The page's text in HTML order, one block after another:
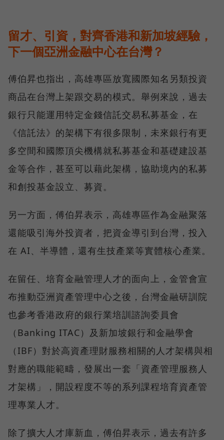
留才、引資，對齊香港和新加坡經驗，
下一個亞洲金融中心在台灣？
傅伯昇也指出，高雄專區放寬國際知名另類投資
商品在台灣上架跟交易的模式。舉例來說，過去
銀行只能運用特定金錢信託交易私募基金，在
《信託法》的架構下有很多限制，未來銀行有更
多空間和國際頂尖機構就私募基金和基礎建設基
金等合作，甚至可以藉此架構，協助境內的私募
和創投基金設立、募資。
另一方面，傅伯昇表示，高雄專區作為金融聚落
還能吸引海外投資者，把資金導引到台灣，投入
在 AI、半導體，還有生技產業等實體核心產業。
在留任、培育金融管理人才的面向上，金管會宣
布推動亞洲資產管理中心之後，台灣金融研訓院
也參考香港政府的銀行業培訓諮詢委員會
（Banking ITAC）及新加坡銀行和金融學會
（IBF）對於高資產理財服務相關的人才架構與相
對應的職能範疇，發展出一套「資產管理服務人
才架構」，開設程度不等的系列課程培育資產管
理專業人才。
除了擴大人才庫新血，傅伯昇表示，過去有許多